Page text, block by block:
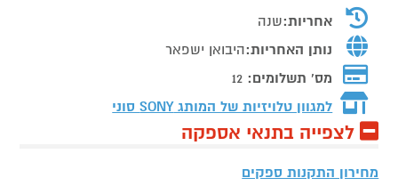
אחריות:שנה
נותן האחריות:היבואן ישפאר
מס' תשלומים: 12
למגוון טלויזיות של המותגSONY סוני
לצפייה בתנאי אספקה
מחירון התקנות ספקים